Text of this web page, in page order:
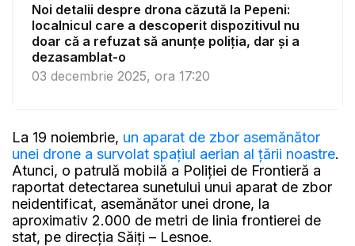
Noi detalii despre drona căzută la Pepeni:
localnicul care a descoperit dispozitivul nu
doar că a refuzat să anunțe poliția, dar și a
dezasamblat-o
03 decembrie 2025, ora 17:20
La 19 noiembrie, un aparat de zbor asemănător
unei drone a survolat spațiul aerian al țării noastre.
Atunci, o patrulă mobilă a Poliției de Frontieră a
raportat detectarea sunetului unui aparat de zbor
neidentificat, asemănător unei drone, la
aproximativ 2.000 de metri de linia frontierei de
stat, pe direcția Săiți – Lesnoe.